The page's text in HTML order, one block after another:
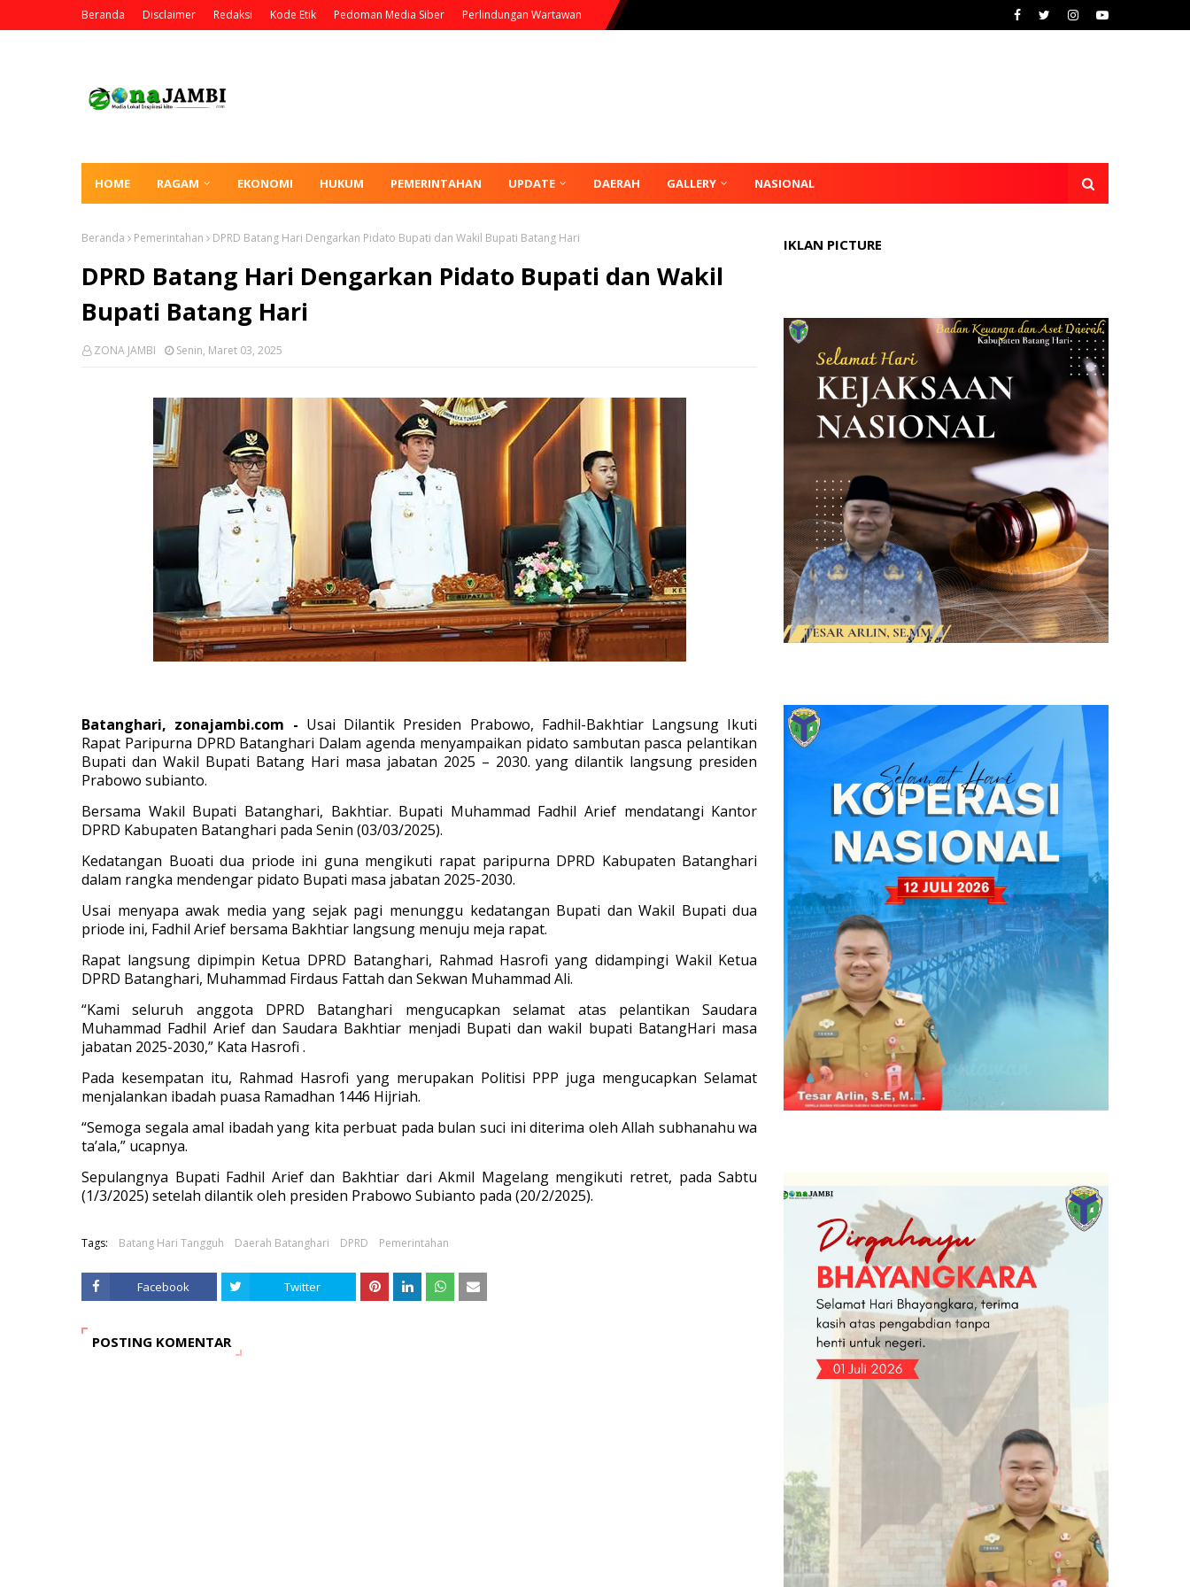
Beranda Disclaimer Redaksi Kode Etik Pedoman Media Siber Perlindungan Wartawan
HOME RAGAM EKONOMI HUKUM PEMERINTAHAN UPDATE DAERAH GALLERY NASIONAL
Beranda Pemerintahan DPRD Batang Hari Dengarkan Pidato Bupati dan Wakil Bupati Batang Hari
DPRD Batang Hari Dengarkan Pidato Bupati dan Wakil
Bupati Batang Hari
ZONA JAMBI Senin, Maret 03, 2025
Batanghari, zonajambi.com - Usai Dilantik Presiden Prabowo, Fadhil-Bakhtiar Langsung Ikuti
Rapat Paripurna DPRD Batanghari Dalam agenda menyampaikan pidato sambutan pasca pelantikan
Bupati dan Wakil Bupati Batang Hari masa jabatan 2025 – 2030. yang dilantik langsung presiden
Prabowo subianto.
Bersama Wakil Bupati Batanghari, Bakhtiar. Bupati Muhammad Fadhil Arief mendatangi Kantor
DPRD Kabupaten Batanghari pada Senin (03/03/2025).
Kedatangan Buoati dua priode ini guna mengikuti rapat paripurna DPRD Kabupaten Batanghari
dalam rangka mendengar pidato Bupati masa jabatan 2025-2030.
Usai menyapa awak media yang sejak pagi menunggu kedatangan Bupati dan Wakil Bupati dua
priode ini, Fadhil Arief bersama Bakhtiar langsung menuju meja rapat.
Rapat langsung dipimpin Ketua DPRD Batanghari, Rahmad Hasrofi yang didampingi Wakil Ketua
DPRD Batanghari, Muhammad Firdaus Fattah dan Sekwan Muhammad Ali.
“Kami seluruh anggota DPRD Batanghari mengucapkan selamat atas pelantikan Saudara
Muhammad Fadhil Arief dan Saudara Bakhtiar menjadi Bupati dan wakil bupati BatangHari masa
jabatan 2025-2030,” Kata Hasrofi .
Pada kesempatan itu, Rahmad Hasrofi yang merupakan Politisi PPP juga mengucapkan Selamat
menjalankan ibadah puasa Ramadhan 1446 Hijriah.
“Semoga segala amal ibadah yang kita perbuat pada bulan suci ini diterima oleh Allah subhanahu wa
ta’ala,” ucapnya.
Sepulangnya Bupati Fadhil Arief dan Bakhtiar dari Akmil Magelang mengikuti retret, pada Sabtu
(1/3/2025) setelah dilantik oleh presiden Prabowo Subianto pada (20/2/2025).
Tags: Batang Hari Tangguh Daerah Batanghari DPRD Pemerintahan
Facebook Twitter
POSTING KOMENTAR
IKLAN PICTURE